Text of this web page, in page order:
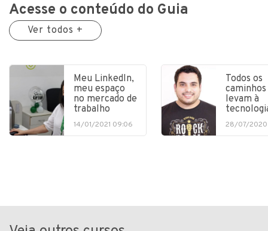
Acesse o conteúdo do Guia
Ver todos +
Meu LinkedIn,
meu espaço
no mercado de
trabalho
14/01/2021 09:06
Todos os
caminhos
levam à
28/07/2020